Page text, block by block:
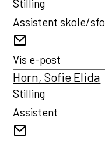
Stilling
Assistent skole/sfo
post
Vis e-post
Horn, Sofie Elida
Stilling
Assistent